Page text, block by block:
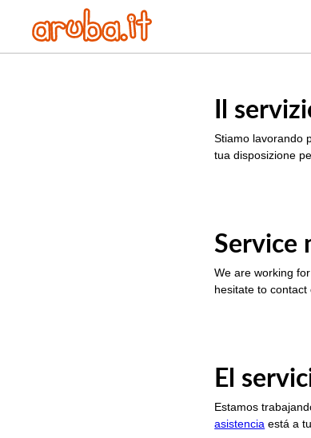
Il
Stiamo lavorando
tua disposizione
Service
We are working
hesitate to
El
Estamos
asistencia está a